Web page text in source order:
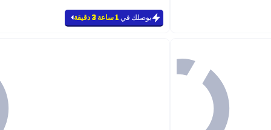
يوصلك في 1 ساعة 3 دقيقة